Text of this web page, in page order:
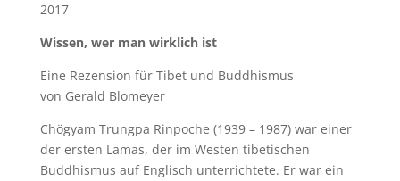
2017
Wissen, wer man wirklich ist
Eine Rezension für Tibet und Buddhismus
von Gerald Blomeyer
Chögyam Trungpa Rinpoche (1939 – 1987) war einer
der ersten Lamas, der im Westen tibetischen
Buddhismus auf Englisch unterrichtete. Er war ein